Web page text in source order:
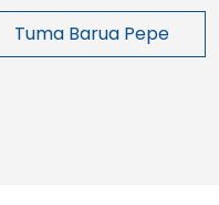
Tuma Barua Pepe